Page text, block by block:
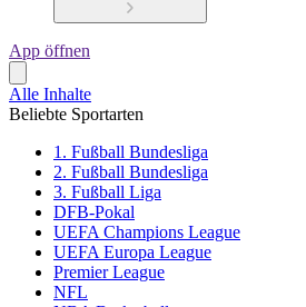
App öffnen
Alle Inhalte
Beliebte Sportarten
1. Fußball Bundesliga
2. Fußball Bundesliga
3. Fußball Liga
DFB-Pokal
UEFA Champions League
UEFA Europa League
Premier League
NFL